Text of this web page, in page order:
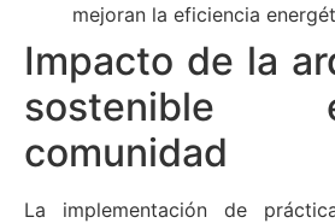
mejoran la eficiencia
Impacto de la
comunidad
La implementación de